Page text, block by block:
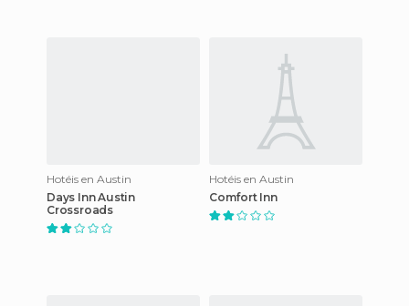
Hotéis en Austin
Days Inn Austin
Crossroads
Hotéis en Austin
Comfort Inn